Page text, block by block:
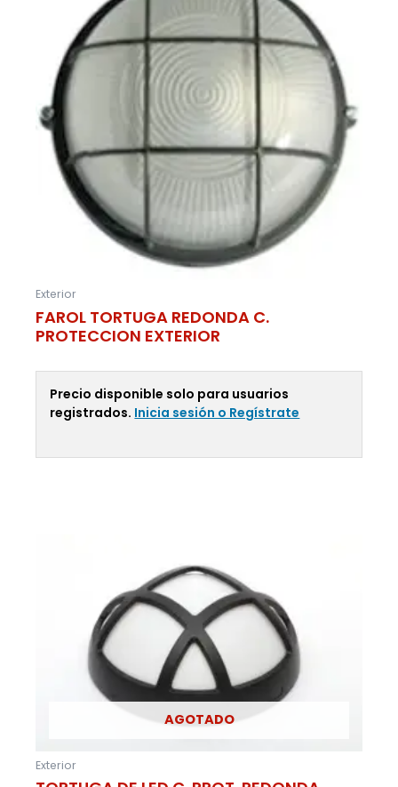
Exterior
FAROL TORTUGA REDONDA C.
PROTECCION EXTERIOR
Precio disponible solo para usuarios
registrados. Inicia sesión o Regístrate
AGOTADO
Exterior